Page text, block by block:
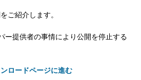
ご紹介します。
ー提供者の事情により公開を停止する
ロードページに進む